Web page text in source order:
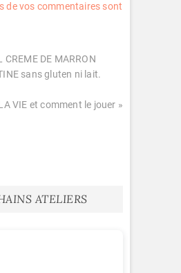
de vos commentaires sont
CREME DE MARRON
sans gluten ni lait.
VIE et comment le jouer »
ATELIERS